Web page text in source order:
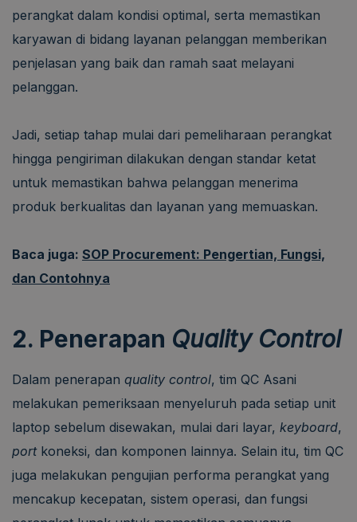
perangkat dalam kondisi optimal, serta memastikan
karyawan di bidang layanan pelanggan memberikan
penjelasan yang baik dan ramah saat melayani
pelanggan.
Jadi, setiap tahap mulai dari pemeliharaan perangkat
hingga pengiriman dilakukan dengan standar ketat
untuk memastikan bahwa pelanggan menerima
produk berkualitas dan layanan yang memuaskan.
Baca juga: SOP Procurement: Pengertian, Fungsi,
dan Contohnya
2. Penerapan Quality Control
Dalam penerapan quality control, tim QC Asani
melakukan pemeriksaan menyeluruh pada setiap unit
laptop sebelum disewakan, mulai dari layar, keyboard,
port koneksi, dan komponen lainnya. Selain itu, tim QC
juga melakukan pengujian performa perangkat yang
mencakup kecepatan, sistem operasi, dan fungsi